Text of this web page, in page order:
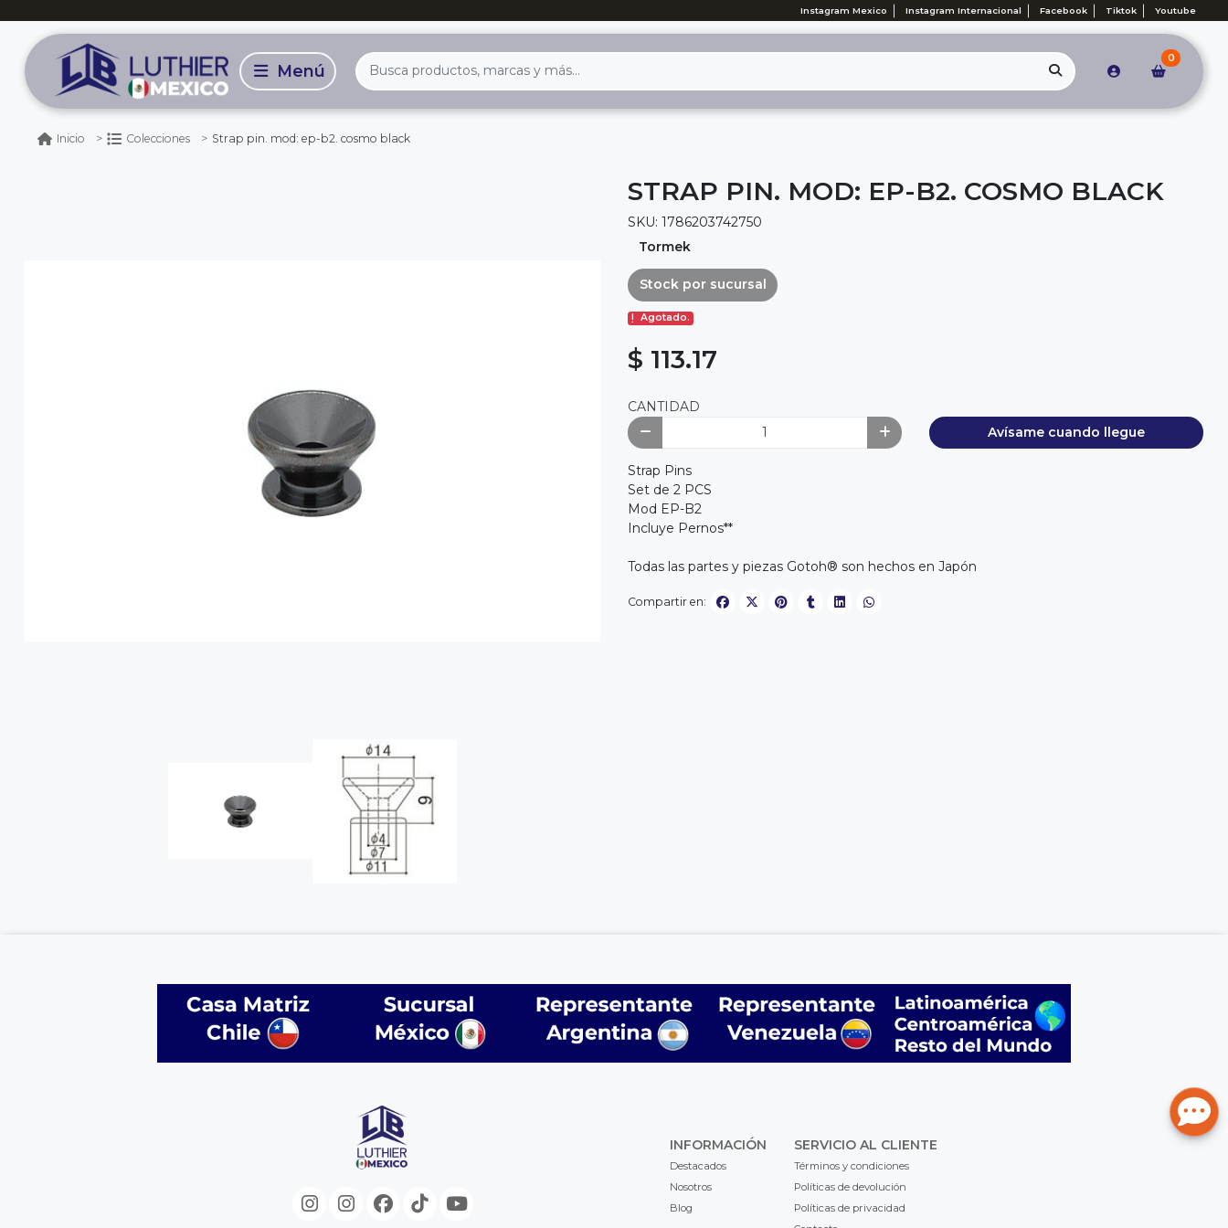
Instagram Mexico Instagram Internacional Facebook Tiktok Youtube
0
Inicio Colecciones Strap pin. mod: ep-b2. cosmo black
STRAP PIN. MOD: EP-B2. COSMO BLACK
SKU: 1786203742750
Tormek
Stock por sucursal
Agotado.
$ 113.17
CANTIDAD
Avísame cuando llegue
Strap Pins
Set de 2 PCS
Mod EP-B2
Incluye Pernos**
Todas las partes y piezas Gotoh® son hechos en Japón
Compartir en:
INFORMACIÓN
Destacados
Nosotros
Blog
SERVICIO AL CLIENTE
Términos y condiciones
Políticas de devolución
Políticas de privacidad